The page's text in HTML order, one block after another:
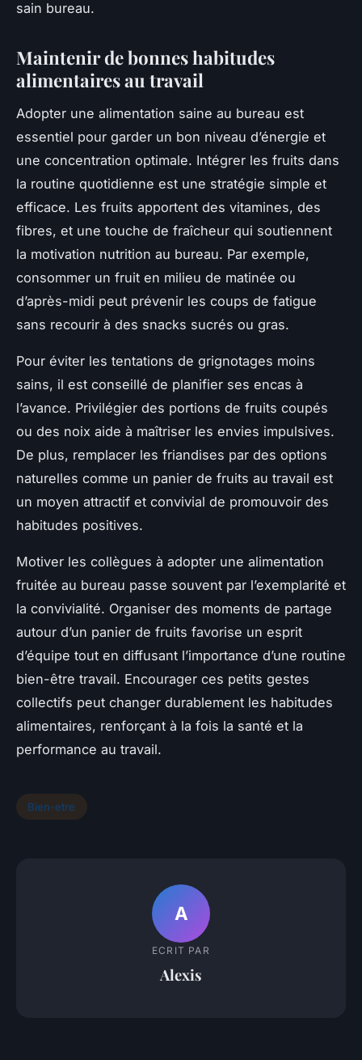
sain bureau.
Maintenir de bonnes habitudes
alimentaires au travail
Adopter une alimentation saine au bureau est
essentiel pour garder un bon niveau d’énergie et
une concentration optimale. Intégrer les fruits dans
la routine quotidienne est une stratégie simple et
efficace. Les fruits apportent des vitamines, des
fibres, et une touche de fraîcheur qui soutiennent
la motivation nutrition au bureau. Par exemple,
consommer un fruit en milieu de matinée ou
d’après-midi peut prévenir les coups de fatigue
sans recourir à des snacks sucrés ou gras.
Pour éviter les tentations de grignotages moins
sains, il est conseillé de planifier ses encas à
l’avance. Privilégier des portions de fruits coupés
ou des noix aide à maîtriser les envies impulsives.
De plus, remplacer les friandises par des options
naturelles comme un panier de fruits au travail est
un moyen attractif et convivial de promouvoir des
habitudes positives.
Motiver les collègues à adopter une alimentation
fruitée au bureau passe souvent par l’exemplarité et
la convivialité. Organiser des moments de partage
autour d’un panier de fruits favorise un esprit
d’équipe tout en diffusant l’importance d’une routine
bien-être travail. Encourager ces petits gestes
collectifs peut changer durablement les habitudes
alimentaires, renforçant à la fois la santé et la
performance au travail.
Bien-etre
A
ECRIT PAR
Alexis